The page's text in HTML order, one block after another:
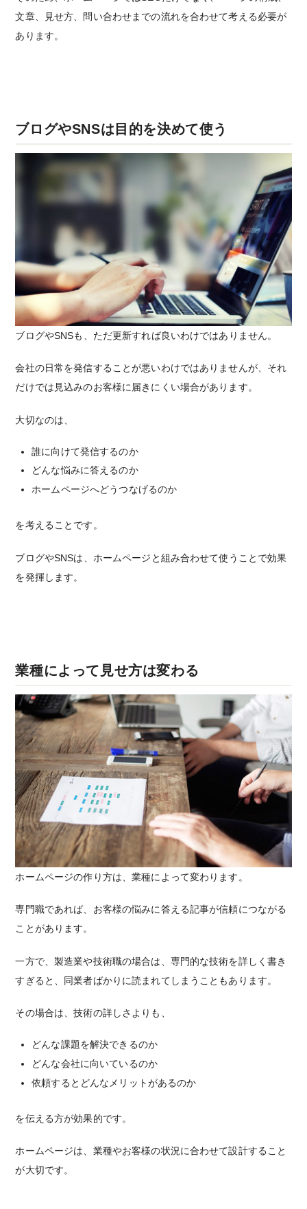
文章、見せ方、問い合わせまでの流れを合わせて考える必要が
あります。
ブログやSNSは目的を決めて使う
ブログやSNSも、ただ更新すれば良いわけではありません。
会社の日常を発信することが悪いわけではありませんが、それ
だけでは見込みのお客様に届きにくい場合があります。
大切なのは、
誰に向けて発信するのか
どんな悩みに答えるのか
ホームページへどうつなげるのか
を考えることです。
ブログやSNSは、ホームページと組み合わせて使うことで効果
を発揮します。
業種によって見せ方は変わる
ホームページの作り方は、業種によって変わります。
専門職であれば、お客様の悩みに答える記事が信頼につながる
ことがあります。
一方で、製造業や技術職の場合は、専門的な技術を詳しく書き
すぎると、同業者ばかりに読まれてしまうこともあります。
その場合は、技術の詳しさよりも、
どんな課題を解決できるのか
どんな会社に向いているのか
依頼するとどんなメリットがあるのか
を伝える方が効果的です。
ホームページは、業種やお客様の状況に合わせて設計すること
が大切です。